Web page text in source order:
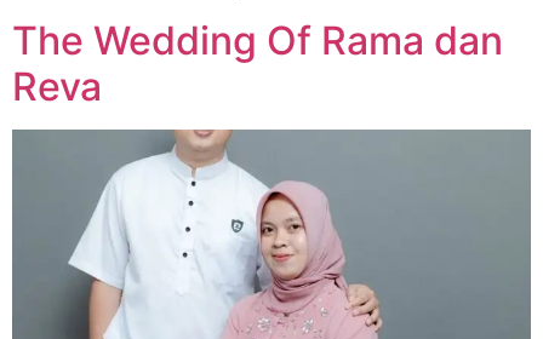
The Wedding Of Rama dan
Reva